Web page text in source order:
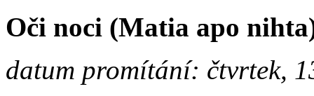
Oči noci (Matia apo
datum promítání: čtvrtek,